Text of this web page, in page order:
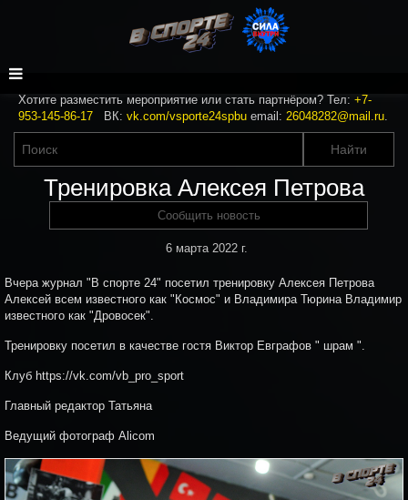
Хотите разместить мероприятие или стать партнёром? Тел: +7-
953-145-86-17 ВК: vk.com/vsporte24spbu email: 26048282@mail.ru.
Тренировка Алексея Петрова
Сообщить новость
6 марта 2022 г.
Вчера журнал "В спорте 24" посетил тренировку Алексея Петрова
Алексей всем известного как "Космос" и Владимира Тюрина Владимир
известного как "Дровосек".
Тренировку посетил в качестве гостя Виктор Евграфов " шрам ".
Клуб https://vk.com/vb_pro_sport
Главный редактор Татьяна
Ведущий фотограф Alicom